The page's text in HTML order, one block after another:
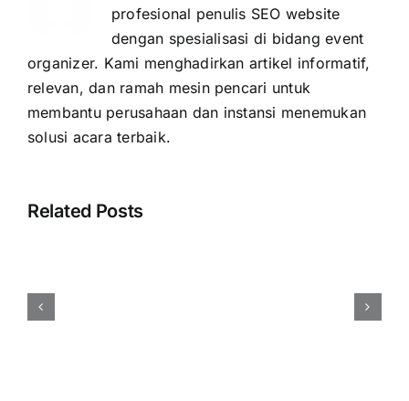
profesional penulis SEO website
dengan spesialisasi di bidang event
organizer. Kami menghadirkan artikel informatif,
relevan, dan ramah mesin pencari untuk
membantu perusahaan dan instansi menemukan
solusi acara terbaik.
Related Posts